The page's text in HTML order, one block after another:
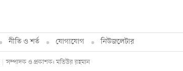
নীতি ও শর্ত যোগাযোগ নিউজলেটার
সম্পাদক ও প্রকাশক: মতিউর রহমান